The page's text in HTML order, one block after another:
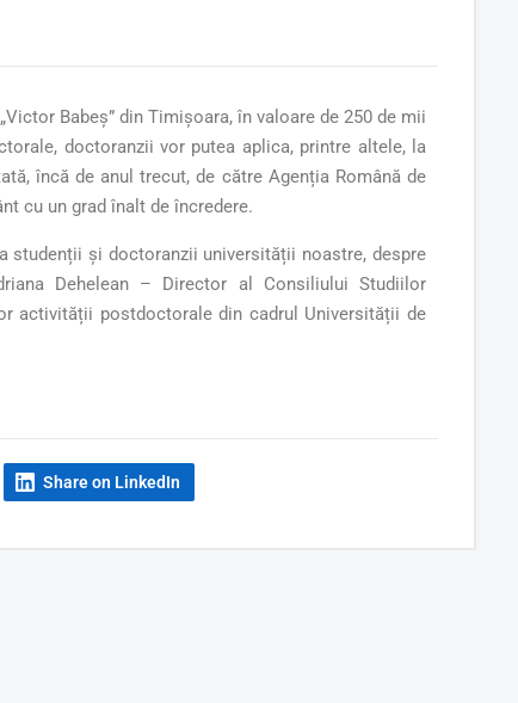
Babeș” din Timișoara, în valoare de 250 de mii
doctoranzii vor putea aplica, printre altele, la
încă de anul trecut, de către Agenția Română de
cu un grad înalt de încredere.
studenții și doctoranzii universității noastre, despre
Dehelean – Director al Consiliului Studiilor
activității postdoctorale din cadrul Universității de
Share on LinkedIn